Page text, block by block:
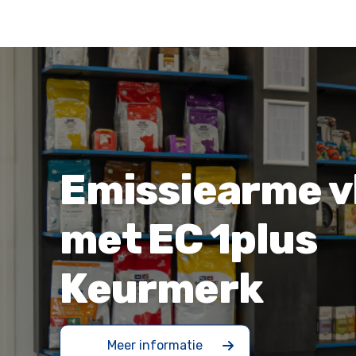
Emissiearme
met EC 1plus
Keurmerk
Meer informatie